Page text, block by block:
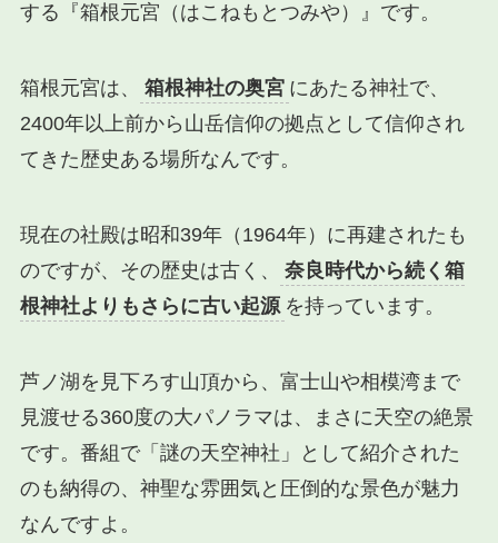
する『箱根元宮（はこねもとつみや）』です。
箱根元宮は、 箱根神社の奥宮 にあたる神社で、
2400年以上前から山岳信仰の拠点として信仰され
てきた歴史ある場所なんです。
現在の社殿は昭和39年（1964年）に再建されたも
のですが、その歴史は古く、
奈良時代から続く箱
根神社よりもさらに古い起源 を持っています。
芦ノ湖を見下ろす山頂から、富士山や相模湾まで
見渡せる360度の大パノラマは、まさに天空の絶景
です。番組で「謎の天空神社」として紹介された
のも納得の、神聖な雰囲気と圧倒的な景色が魅力
なんですよ。